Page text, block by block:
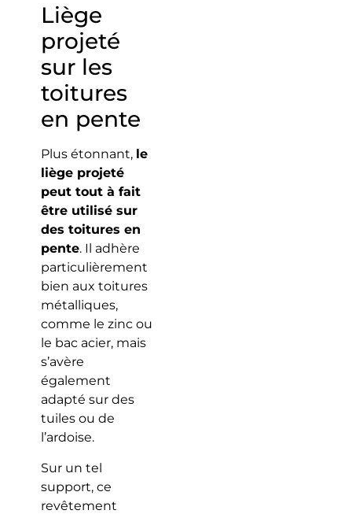
Liège
projeté
sur les
toitures
en pente
Plus étonnant, le
liège projeté
peut tout à fait
être utilisé sur
des toitures en
pente. Il adhère
particulièrement
bien aux toitures
métalliques,
comme le zinc ou
le bac acier, mais
s’avère
également
adapté sur des
tuiles ou de
l’ardoise.
Sur un tel
support, ce
revêtement